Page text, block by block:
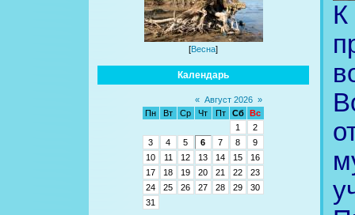
[Весна]
Календарь
« Август 2026 »
Пн
Вт Ср Чт Пт Сб
Вс
1
2
3
4 5 6 7 8
9
10
11 12 13 14 15
16
17
18 19 20 21 22
23
24
25 26 27 28 29
30
31